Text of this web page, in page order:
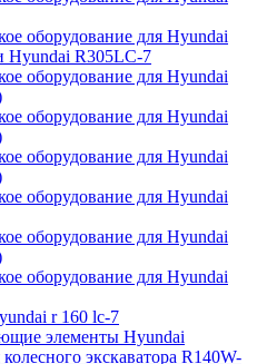
оборудование для Hyundai
Hyundai R305LC-7
оборудование для Hyundai
оборудование для Hyundai
оборудование для Hyundai
оборудование для Hyundai
оборудование для Hyundai
оборудование для Hyundai
r 160 lc-7
элементы Hyundai
экскаватора R140W-